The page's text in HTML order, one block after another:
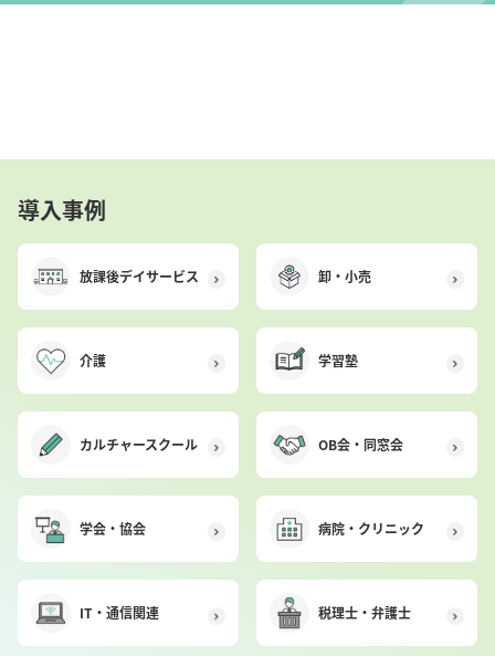
導入事例
放課後デイサービス 卸・小売
介護 学習塾
カルチャースクール OB会・同窓会
学会・協会 病院・クリニック
IT・通信関連 税理士・弁護士